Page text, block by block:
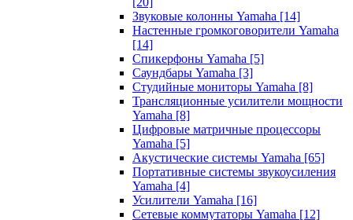
Звуковые колонны Yamaha [14]
Настенные громкоговорители Yamaha
[14]
Спикерфоны Yamaha [5]
Саундбары Yamaha [3]
Студийные мониторы Yamaha [8]
Трансляционные усилители мощности
Yamaha [8]
Цифровые матричные процессоры
Yamaha [5]
Акустические системы Yamaha [65]
Портативные системы звукоусиления
Yamaha [4]
Усилители Yamaha [16]
Сетевые коммутаторы Yamaha [12]